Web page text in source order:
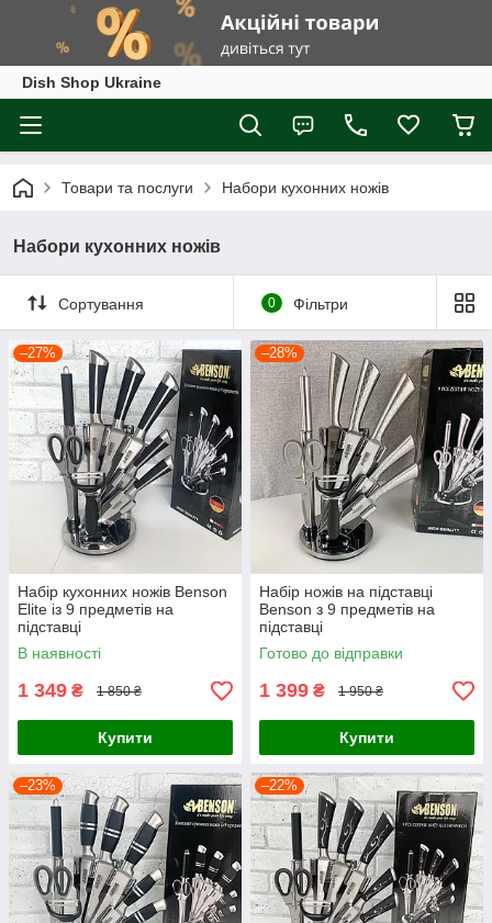
Dish Shop Ukraine
Товари та послуги Набори кухонних ножів
Набори кухонних ножів
Сортування 0 Фільтри
–27%
Набір кухонних ножів Benson
Elite із 9 предметів на
підставці
В наявності
1 349 ₴ 1 850 ₴
Купити
–28%
Набір ножів на підставці
Benson з 9 предметів на
підставці
Готово до відправки
1 399 ₴ 1 950 ₴
Купити
–23% –22%